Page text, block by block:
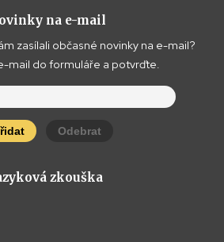
na e-mail
zasílali občasné novinky na e-mail?
mail do formuláře a potvrďte.
Odebrat
zkouška